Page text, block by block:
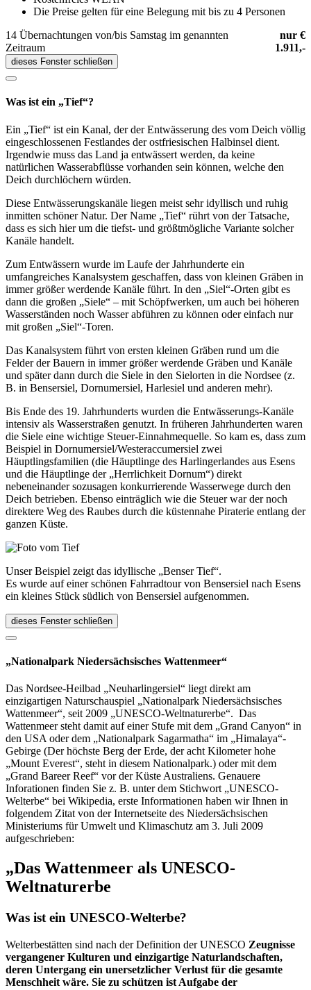
Die Preise gelten für eine Belegung mit bis zu 4 Personen
14 Übernachtungen von/bis Samstag im genannten
Zeitraum
nur €
1.911,-
dieses Fenster schließen
Was ist ein „Tief“?
Ein „Tief“ ist ein Kanal, der der Entwässerung des vom Deich völlig
eingeschlossenen Festlandes der ostfriesischen Halbinsel dient.
Irgendwie muss das Land ja entwässert werden, da keine
natürlichen Wasserabflüsse vorhanden sein können, welche den
Deich durchlöchern würden.
Diese Entwässerungskanäle liegen meist sehr idyllisch und ruhig
inmitten schöner Natur. Der Name „Tief“ rührt von der Tatsache,
dass es sich hier um die tiefst- und größtmögliche Variante solcher
Kanäle handelt.
Zum Entwässern wurde im Laufe der Jahrhunderte ein
umfangreiches Kanalsystem geschaffen, dass von kleinen Gräben in
immer größer werdende Kanäle führt. In den „Siel“-Orten gibt es
dann die großen „Siele“ – mit Schöpfwerken, um auch bei höheren
Wasserständen noch Wasser abführen zu können oder einfach nur
mit großen „Siel“-Toren.
Das Kanalsystem führt von ersten kleinen Gräben rund um die
Felder der Bauern in immer größer werdende Gräben und Kanäle
und später dann durch die Siele in den Sielorten in die Nordsee (z.
B. in Bensersiel, Dornumersiel, Harlesiel und anderen mehr).
Bis Ende des 19. Jahrhunderts wurden die Entwässerungs-Kanäle
intensiv als Wasserstraßen genutzt. In früheren Jahrhunderten waren
die Siele eine wichtige Steuer-Einnahmequelle. So kam es, dass zum
Beispiel in Dornumersiel/Westeraccumersiel zwei
Häuptlingsfamilien (die Häuptlinge des Harlingerlandes aus Esens
und die Häuptlinge der „Herrlichkeit Dornum“) direkt
nebeneinander sozusagen konkurrierende Wasserwege durch den
Deich betrieben. Ebenso einträglich wie die Steuer war der noch
direktere Weg des Raubes durch die küstennahe Piraterie entlang der
ganzen Küste.
Unser Beispiel zeigt das idyllische „Benser Tief“.
Es wurde auf einer schönen Fahrradtour von Bensersiel nach Esens
ein kleines Stück südlich von Bensersiel aufgenommen.
dieses Fenster schließen
„Nationalpark Niedersächsisches Wattenmeer“
Das Nordsee-Heilbad „Neuharlingersiel“ liegt direkt am
einzigartigen Naturschauspiel „Nationalpark Niedersächsisches
Wattenmeer“, seit 2009 „UNESCO-Weltnaturerbe“. Das
Wattenmeer steht damit auf einer Stufe mit dem „Grand Canyon“ in
den USA oder dem „Nationalpark Sagarmatha“ im „Himalaya“-
Gebirge (Der höchste Berg der Erde, der acht Kilometer hohe
„Mount Everest“, steht in diesem Nationalpark.) oder mit dem
„Grand Bareer Reef“ vor der Küste Australiens. Genauere
Inforationen finden Sie z. B. unter dem Stichwort „UNESCO-
Welterbe“ bei Wikipedia, erste Informationen haben wir Ihnen in
folgendem Zitat von der Internetseite des Niedersächsischen
Ministeriums für Umwelt und Klimaschutz am 3. Juli 2009
aufgeschrieben:
„Das Wattenmeer als UNESCO-
Weltnaturerbe
Was ist ein UNESCO-Welterbe?
Welterbestätten sind nach der Definition der UNESCO Zeugnisse
vergangener Kulturen und einzigartige Naturlandschaften,
deren Untergang ein unersetzlicher Verlust für die gesamte
Menschheit wäre. Sie zu schützen ist Aufgabe der